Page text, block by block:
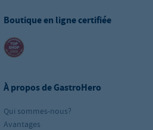
Boutique en ligne certifiée
À propos de GastroHero
Qui sommes-nous?
Avantages